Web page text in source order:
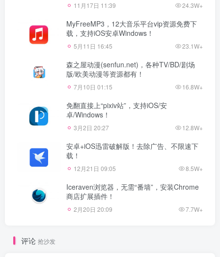
11月17日 11:39 24.3W+
MyFreeMP3，12大音乐平台vip资源免费下
载，支持iOS安卓Windows！
5月11日 16:45 23.1W+
森之屋动漫(senfun.net)，各种TV/BD/剧场
版/欧美动漫等资源都有！
7月10日 01:15 16.8W+
免翻直接上“pixiv站”，支持iOS/安
卓/Windows！
3月2日 20:27 12.8W+
安卓+iOS迅雷破解版！去除广告、不限速下
载！
12月21日 09:05 8.5W+
Iceraven浏览器，无需“番墙”，安装Chrome
商店扩展插件！
2月20日 20:09 7.7W+
评论 抢沙发